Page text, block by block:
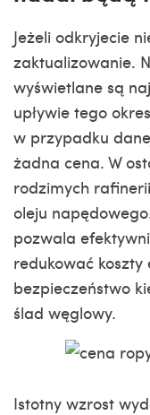
Jeżeli odkryjecie
zaktualizowanie.
wyświetlane są
upływie tego
w przypadku
żadna cena. W
rodzimych
oleju
pozwala
redukować
bezpieczeństwo
ślad węglowy.
Istotny wzrost